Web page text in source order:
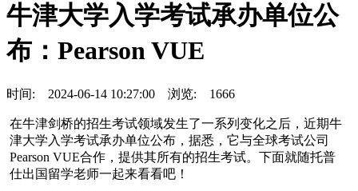
牛津大学入学考试承办单位公
布：Pearson VUE
时间: 2024-06-14 10:27:00 浏览: 1666
在牛津剑桥的招生考试领域发生了一系列变化之后，近期牛
津大学入学考试承办单位公布，据悉，它与全球考试公司
Pearson VUE合作，提供其所有的招生考试。下面就随托普
仕出国留学老师一起来看看吧！